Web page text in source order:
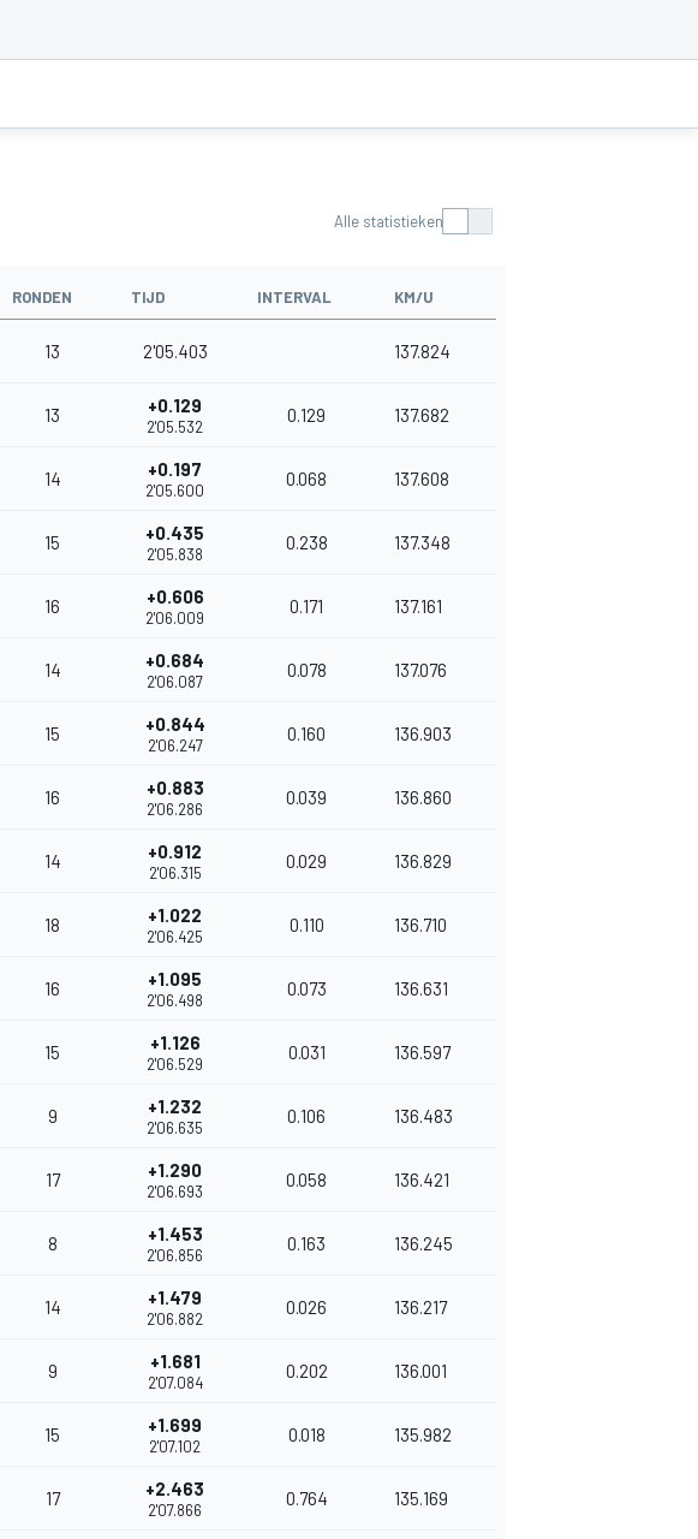
Alle statistieken
RONDEN TIJD INTERVAL KM/U
13 2'05.403 137.824
13 +0.129
2'05.532
0.129 137.682
14 +0.197
2'05.600
0.068 137.608
15 +0.435
2'05.838
0.238 137.348
16 +0.606
2'06.009
0.171 137.161
14 +0.684
2'06.087
0.078 137.076
15 +0.844
2'06.247
0.160 136.903
16 +0.883
2'06.286
0.039 136.860
14 +0.912
2'06.315
0.029 136.829
18 +1.022
2'06.425
0.110 136.710
16 +1.095
2'06.498
0.073 136.631
15 +1.126
2'06.529
0.031 136.597
9 +1.232
2'06.635
0.106 136.483
17 +1.290
2'06.693
0.058 136.421
8 +1.453
2'06.856
0.163 136.245
14 +1.479
2'06.882
0.026 136.217
9 +1.681
2'07.084
0.202 136.001
15 +1.699
2'07.102
0.018 135.982
17 +2.463
2'07.866
0.764 135.169